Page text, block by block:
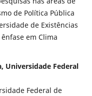
de Política Pública
de Existências
em Clima
Universidade Federal
Federal de